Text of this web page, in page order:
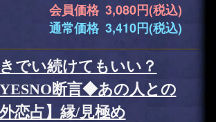
会員価格 3,080円(税込)
通常価格 3,410円(税込)
でい続けてもいい？
YESNO断言◆あの人との
恋占】縁/見極め